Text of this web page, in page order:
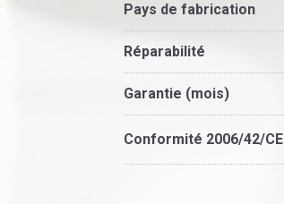
Pays de fabrication
Réparabilité
Garantie (mois)
Conformité 2006/42/CE